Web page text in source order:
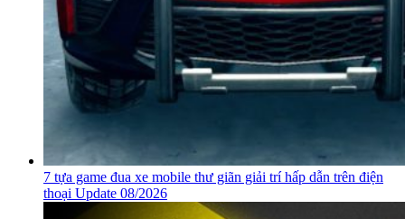
7 tựa game đua xe mobile thư giãn giải trí hấp dẫn trên điện
thoại Update 08/2026